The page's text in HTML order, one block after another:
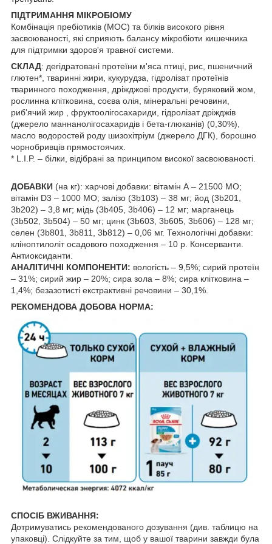
ПІДТРИМАННЯ МІКРОБІОМУ
Комбінація пребіотиків (МОС) та білків високого рівня
засвоюваності, які сприяють балансу мікробіоти кишечника
для підтримки здоров'я травної системи.
СКЛАД: дегідратовані протеїни м'яса птиці, рис, пшеничний
глютен*, тваринні жири, кукурудза, гідролізат протеїнів
тваринного походження, дріжджові продукти, буряковий жом,
рослинна клітковина, соєва олія, мінеральні речовини,
риб'ячий жир , фруктоолігосахариди, гідролізат дріжджів
(джерело маннанолігосахаридів і бета-глюканів) (0,30%),
масло водоростей роду шизохітріум (джерело ДГК), борошно
чорнобривців прямостоячих.
* L.I.P. – білки, відібрані за принципом високої засвоюваності.
ДОБАВКИ (на кг): харчові добавки: вітамін А – 21500 МО;
вітамін D3 – 1000 МО; залізо (3b103) – 38 мг; йод (3b201,
3b202) – 3,8 мг; мідь (3b405, 3b406) – 12 мг; марганець
(3b502, 3b504) – 50 мг; цинк (3b603, 3b605, 3b606) – 128 мг;
селен (3b801, 3b811, 3b812) – 0,06 мг. Технологічні добавки:
кліноптилоліт осадового походження – 10 р. Консерванти.
Антиоксиданти.
АНАЛІТИЧНІ КОМПОНЕНТИ: вологість – 9,5%; сирий протеїн
– 31%; сирий жир – 20%; сира зола – 8%; сира клітковина –
1,4%; безазотисті екстрактивні речовини – 30,1%.
РЕКОМЕНДОВА ДОБОВА НОРМА:
СПОСІБ ВЖИВАННЯ:
Дотримуватись рекомендованого дозування (див. таблицю на
упаковці). Слідкуйте за тим, щоб у вашої тварини завжди була